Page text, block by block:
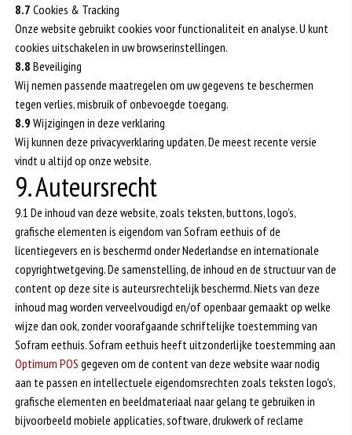
8.7 Cookies & Tracking
Onze website gebruikt cookies voor functionaliteit en analyse. U kunt
cookies uitschakelen in uw browserinstellingen.
8.8 Beveiliging
Wij nemen passende maatregelen om uw gegevens te beschermen
tegen verlies, misbruik of onbevoegde toegang.
8.9 Wijzigingen in deze verklaring
Wij kunnen deze privacyverklaring updaten. De meest recente versie
vindt u altijd op onze website.
9. Auteursrecht
9.1 De inhoud van deze website, zoals teksten, buttons, logo’s,
grafische elementen is eigendom van Sofram eethuis of de
licentiegevers en is beschermd onder Nederlandse en internationale
copyrightwetgeving. De samenstelling, de inhoud en de structuur van de
content op deze site is auteursrechtelijk beschermd. Niets van deze
inhoud mag worden verveelvoudigd en/of openbaar gemaakt op welke
wijze dan ook, zonder voorafgaande schriftelijke toestemming van
Sofram eethuis. Sofram eethuis heeft uitzonderlijke toestemming aan
Optimum POS gegeven om de content van deze website waar nodig
aan te passen en intellectuele eigendomsrechten zoals teksten logo's,
grafische elementen en beeldmateriaal naar gelang te gebruiken in
bijvoorbeeld mobiele applicaties, software, drukwerk of reclame